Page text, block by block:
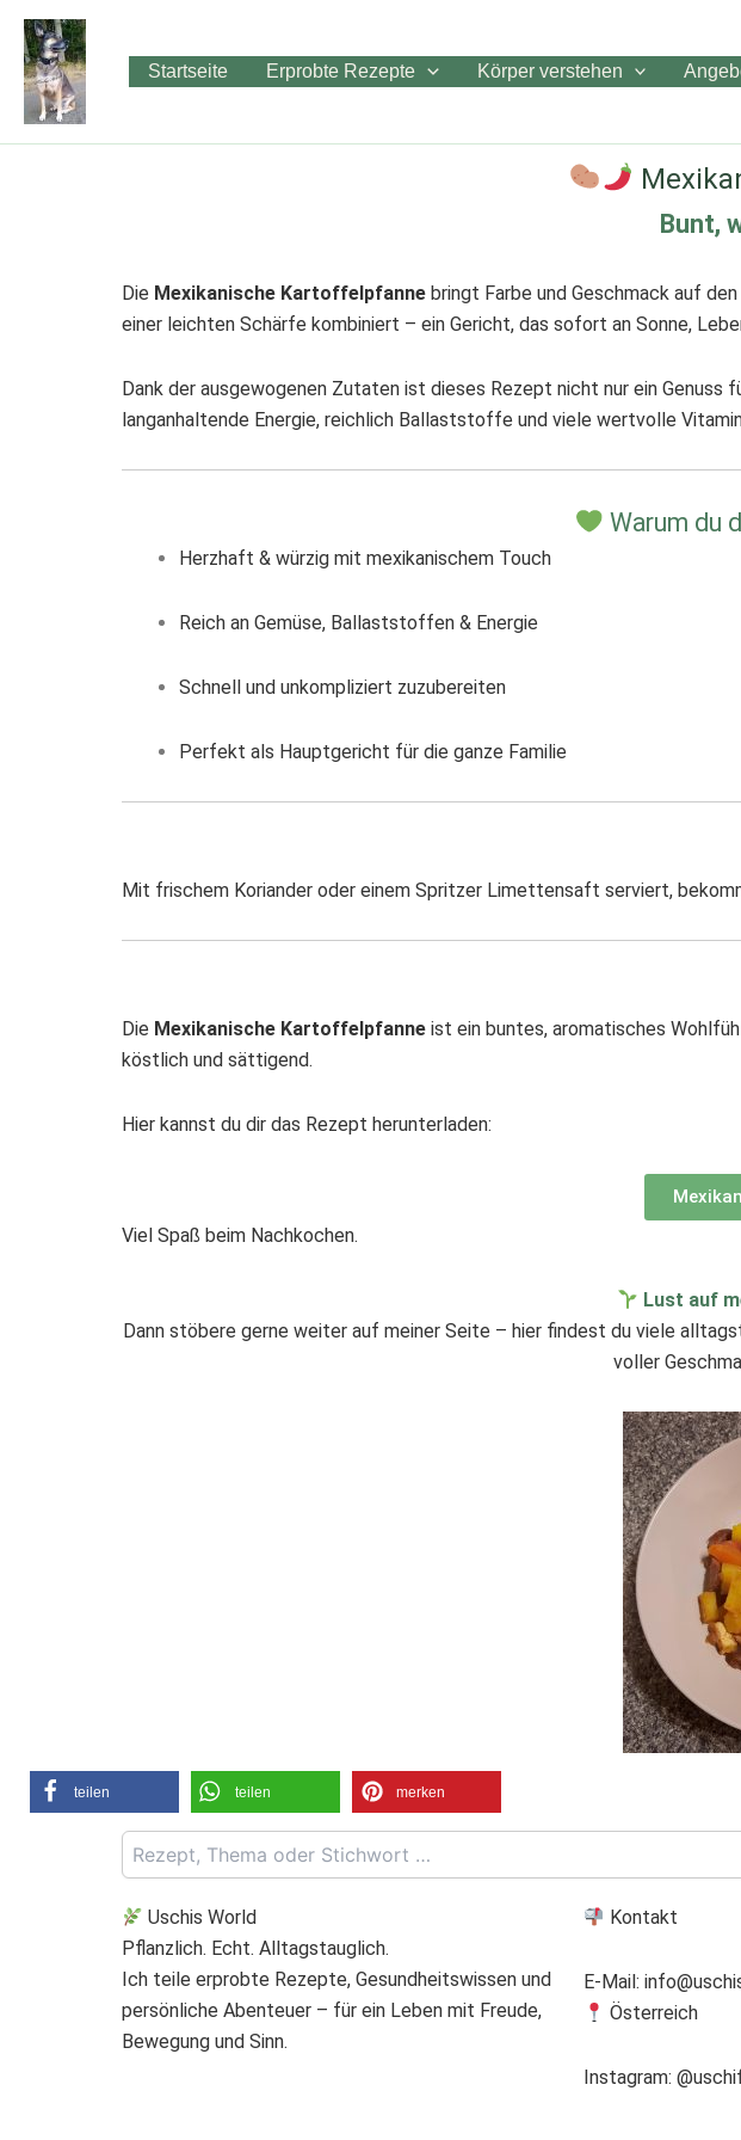
Zum
Inhalt
springen
Startseite Erprobte Rezepte Körper verstehen
Bunt,
Die Mexikanische Kartoffelpfanne bringt Farbe und Geschmack auf
einer leichten Schärfe kombiniert – ein Gericht, das sofort an Sonne,
Dank der ausgewogenen Zutaten ist dieses Rezept nicht nur ein
langanhaltende Energie, reichlich Ballaststoffe und viele wertvolle
Warum du
Herzhaft & würzig mit mexikanischem Touch
Reich an Gemüse, Ballaststoffen & Energie
Schnell und unkompliziert zuzubereiten
Perfekt als Hauptgericht für die ganze Familie
Mit frischem Koriander oder einem Spritzer Limettensaft serviert,
Die Mexikanische Kartoffelpfanne ist ein buntes, aromatisches
köstlich und sättigend.
Hier kannst du dir das Rezept herunterladen:
Viel Spaß beim Nachkochen.
Lust auf
Dann stöbere gerne weiter auf meiner Seite – hier findest du viele
voller
teilen teilen merken
Uschis World
Pflanzlich. Echt. Alltagstauglich.
Ich teile erprobte Rezepte, Gesundheitswissen und
persönliche Abenteuer – für ein Leben mit Freude,
Bewegung und Sinn.
Kontakt
E-Mail:
Österreich
Instagram: